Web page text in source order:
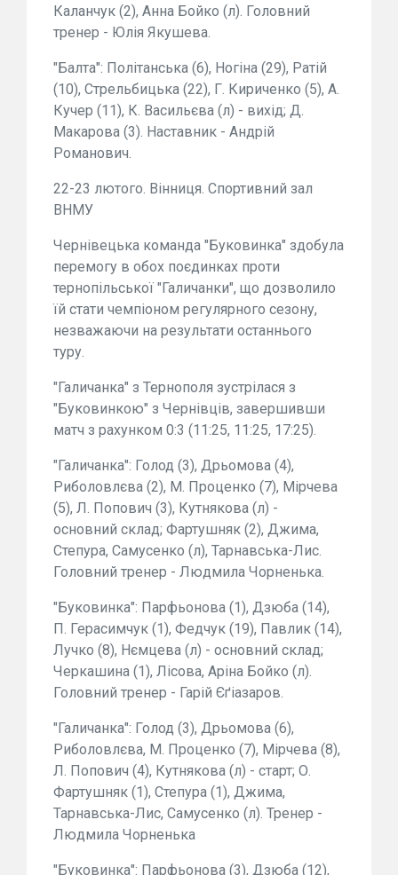
Каланчук (2), Анна Бойко (л). Головний
тренер - Юлія Якушева.
"Балта": Політанська (6), Ногіна (29), Ратій
(10), Стрельбицька (22), Г. Кириченко (5), А.
Кучер (11), К. Васильєва (л) - вихід; Д.
Макарова (3). Наставник - Андрій
Романович.
22-23 лютого. Вінниця. Спортивний зал
ВНМУ
Чернівецька команда "Буковинка" здобула
перемогу в обох поєдинках проти
тернопільської "Галичанки", що дозволило
їй стати чемпіоном регулярного сезону,
незважаючи на результати останнього
туру.
"Галичанка" з Тернополя зустрілася з
"Буковинкою" з Чернівців, завершивши
матч з рахунком 0:3 (11:25, 11:25, 17:25).
"Галичанка": Голод (3), Дрьомова (4),
Риболовлєва (2), М. Проценко (7), Мірчева
(5), Л. Попович (3), Кутнякова (л) -
основний склад; Фартушняк (2), Джима,
Степура, Самусенко (л), Тарнавська-Лис.
Головний тренер - Людмила Чорненька.
"Буковинка": Парфьонова (1), Дзюба (14),
П. Герасимчук (1), Федчук (19), Павлик (14),
Лучко (8), Нємцева (л) - основний склад;
Черкашина (1), Лісова, Аріна Бойко (л).
Головний тренер - Гарій Єґіазаров.
"Галичанка": Голод (3), Дрьомова (6),
Риболовлєва, М. Проценко (7), Мірчева (8),
Л. Попович (4), Кутнякова (л) - старт; О.
Фартушняк (1), Степура (1), Джима,
Тарнавська-Лис, Самусенко (л). Тренер -
Людмила Чорненька
"Буковинка": Парфьонова (3), Дзюба (12),